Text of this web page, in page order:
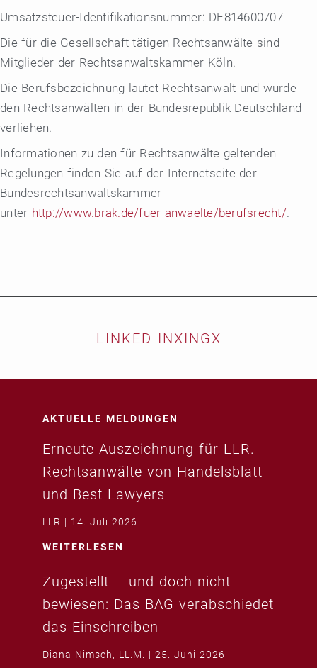
Umsatzsteuer-Identifikationsnummer: DE814600707
Die für die Gesellschaft tätigen Rechtsanwälte sind
Mitglieder der Rechtsanwaltskammer Köln.
Die Berufsbezeichnung lautet Rechtsanwalt und wurde
den Rechtsanwälten in der Bundesrepublik Deutschland
verliehen.
Informationen zu den für Rechtsanwälte geltenden
Regelungen finden Sie auf der Internetseite der
Bundesrechtsanwaltskammer
unter http://www.brak.de/fuer-anwaelte/berufsrecht/.
LINKED INXINGX
AKTUELLE MELDUNGEN
Erneute Auszeichnung für LLR.
Rechtsanwälte von Handelsblatt
und Best Lawyers
LLR 14. Juli 2026
WEITERLESEN
Zugestellt – und doch nicht
bewiesen: Das BAG verabschiedet
das Einschreiben
Diana Nimsch, LL.M. 25. Juni 2026